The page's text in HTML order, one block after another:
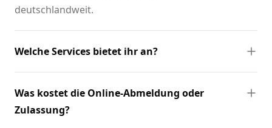
deutschlandweit.
Welche Services bietet ihr an?
Was kostet die Online-Abmeldung oder
Zulassung?